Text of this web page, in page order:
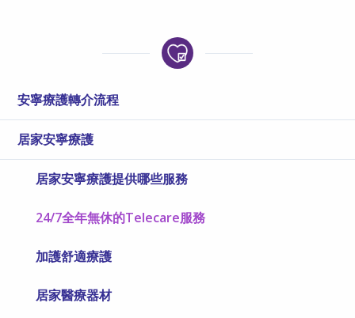
安寧療護轉介流程
居家安寧療護
居家安寧療護提供哪些服務
24/7全年無休的Telecare服務
加護舒適療護
居家醫療器材